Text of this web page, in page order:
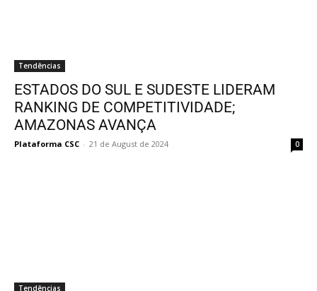
Tendências
ESTADOS DO SUL E SUDESTE LIDERAM
RANKING DE COMPETITIVIDADE;
AMAZONAS AVANÇA
Plataforma CSC - 21 de August de 2024 0
Tendências